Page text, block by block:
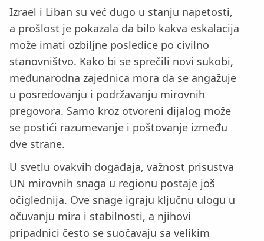
Izrael i Liban su već dugo u stanju napetosti,
a prošlost je pokazala da bilo kakva eskalacija
može imati ozbiljne posledice po civilno
stanovništvo. Kako bi se sprečili novi sukobi,
međunarodna zajednica mora da se angažuje
u posredovanju i podržavanju mirovnih
pregovora. Samo kroz otvoreni dijalog može
se postići razumevanje i poštovanje između
dve strane.
U svetlu ovakvih događaja, važnost prisustva
UN mirovnih snaga u regionu postaje još
očiglednija. Ove snage igraju ključnu ulogu u
očuvanju mira i stabilnosti, a njihovi
pripadnici često se suočavaju sa velikim